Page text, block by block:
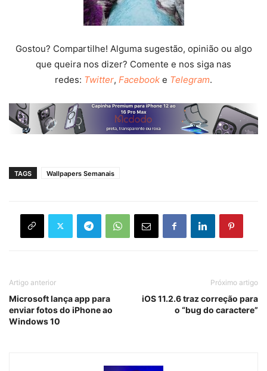
Gostou? Compartilhe! Alguma sugestão, opinião ou algo
que queira nos dizer? Comente e nos siga nas
redes: Twitter, Facebook e Telegram.
TAGS Wallpapers Semanais
Artigo anterior
Microsoft lança app para
enviar fotos do iPhone ao
Windows 10
Próximo artigo
iOS 11.2.6 traz correção para
o “bug do caractere”